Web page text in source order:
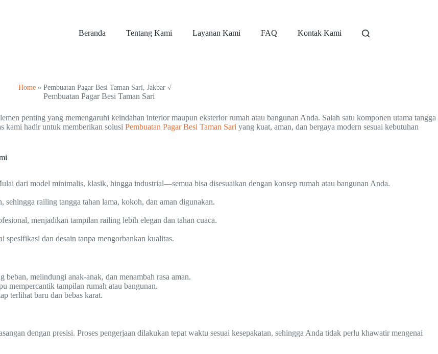
Beranda Tentang Kami Layanan Kami FAQ Kontak Kami
Home » Pembuatan Pagar Besi Taman Sari, Jakbar √
penting yang memengaruhi keindahan interior maupun eksterior rumah atau bangunan Anda. Salah satu komponen utama tangga
kami hadir untuk memberikan solusi Pembuatan Pagar Besi Taman Sari yang kuat, aman, dan bergaya modern sesuai kebutuhan
dari model minimalis, klasik, hingga industrial—semua bisa disesuaikan dengan konsep rumah atau bangunan Anda.
railing tangga tahan lama, kokoh, dan aman digunakan.
menjadikan tampilan railing lebih elegan dan tahan cuaca.
spesifikasi dan desain tanpa mengorbankan kualitas.
melindungi anak-anak, dan menambah rasa aman.
mempercantik tampilan rumah atau bangunan.
terlihat baru dan bebas karat.
dengan presisi. Proses pengerjaan dilakukan tepat waktu sesuai kesepakatan, sehingga Anda tidak perlu khawatir mengenai